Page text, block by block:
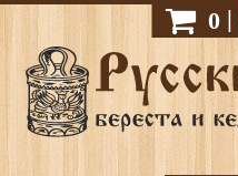
0 |